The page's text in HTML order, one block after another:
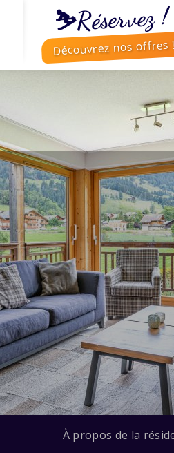
⛷️Réservez !
Découvrez nos offres !
À propos de la